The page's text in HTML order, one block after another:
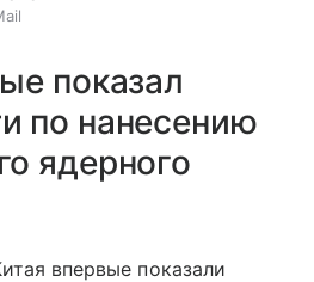
показал
по нанесению
ядерного
впервые показали